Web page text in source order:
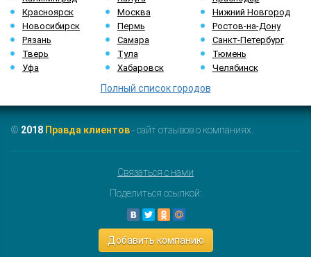
Красноярск
Москва
Нижний Новгород
Новосибирск
Пермь
Ростов-на-Дону
Рязань
Самара
Санкт-Петербург
Тверь
Тула
Тюмень
Уфа
Хабаровск Челябинск
Полный список городов
© 2018 Правда клиентов- сайт отзывов о компаниях.
Связаться с нами
Поделиться ссылкой:
Добавить компанию